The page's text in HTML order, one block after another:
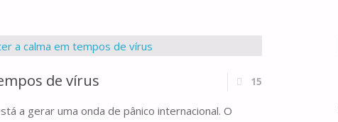
de vírus 15
a gerar uma onda de pânico internacional. O